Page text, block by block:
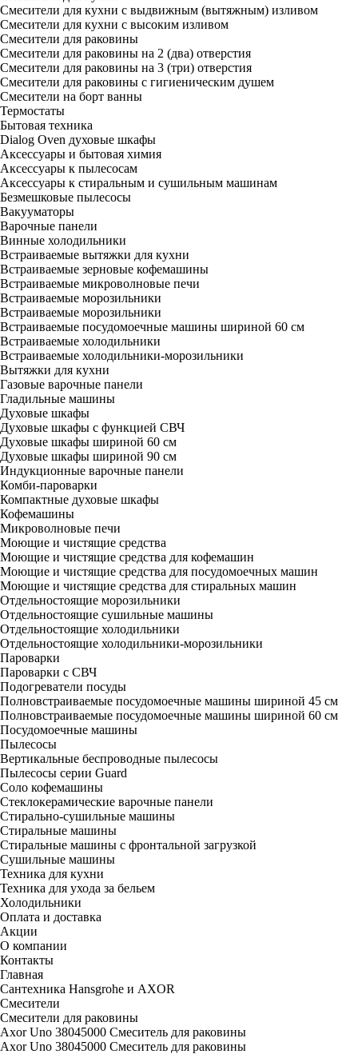
Смесители для кухни с выдвижным (вытяжным) изливом
Смесители для кухни с высоким изливом
Смесители для раковины
Смесители для раковины на 2 (два) отверстия
Смесители для раковины на 3 (три) отверстия
Смесители для раковины с гигиеническим душем
Смесители на борт ванны
Термостаты
Бытовая техника
Dialog Oven духовые шкафы
Аксессуары и бытовая химия
Аксессуары к пылесосам
Аксессуары к стиральным и сушильным машинам
Безмешковые пылесосы
Вакууматоры
Варочные панели
Винные холодильники
Встраиваемые вытяжки для кухни
Встраиваемые зерновые кофемашины
Встраиваемые микроволновые печи
Встраиваемые морозильники
Встраиваемые морозильники
Встраиваемые посудомоечные машины шириной 60 см
Встраиваемые холодильники
Встраиваемые холодильники-морозильники
Вытяжки для кухни
Газовые варочные панели
Гладильные машины
Духовые шкафы
Духовые шкафы с функцией СВЧ
Духовые шкафы шириной 60 см
Духовые шкафы шириной 90 см
Индукционные варочные панели
Комби-пароварки
Компактные духовые шкафы
Кофемашины
Микроволновые печи
Моющие и чистящие средства
Моющие и чистящие средства для кофемашин
Моющие и чистящие средства для посудомоечных машин
Моющие и чистящие средства для стиральных машин
Отдельностоящие морозильники
Отдельностоящие сушильные машины
Отдельностоящие холодильники
Отдельностоящие холодильники-морозильники
Пароварки
Пароварки с СВЧ
Подогреватели посуды
Полновстраиваемые посудомоечные машины шириной 45 см
Полновстраиваемые посудомоечные машины шириной 60 см
Посудомоечные машины
Пылесосы
Вертикальные беспроводные пылесосы
Пылесосы серии Guard
Соло кофемашины
Стеклокерамические варочные панели
Стирально-сушильные машины
Стиральные машины
Стиральные машины с фронтальной загрузкой
Сушильные машины
Техника для кухни
Техника для ухода за бельем
Холодильники
Оплата и доставка
Акции
О компании
Контакты
Главная
Сантехника Hansgrohe и AXOR
Смесители
Смесители для раковины
Axor Uno 38045000 Смеситель для раковины
Axor Uno 38045000 Смеситель для раковины